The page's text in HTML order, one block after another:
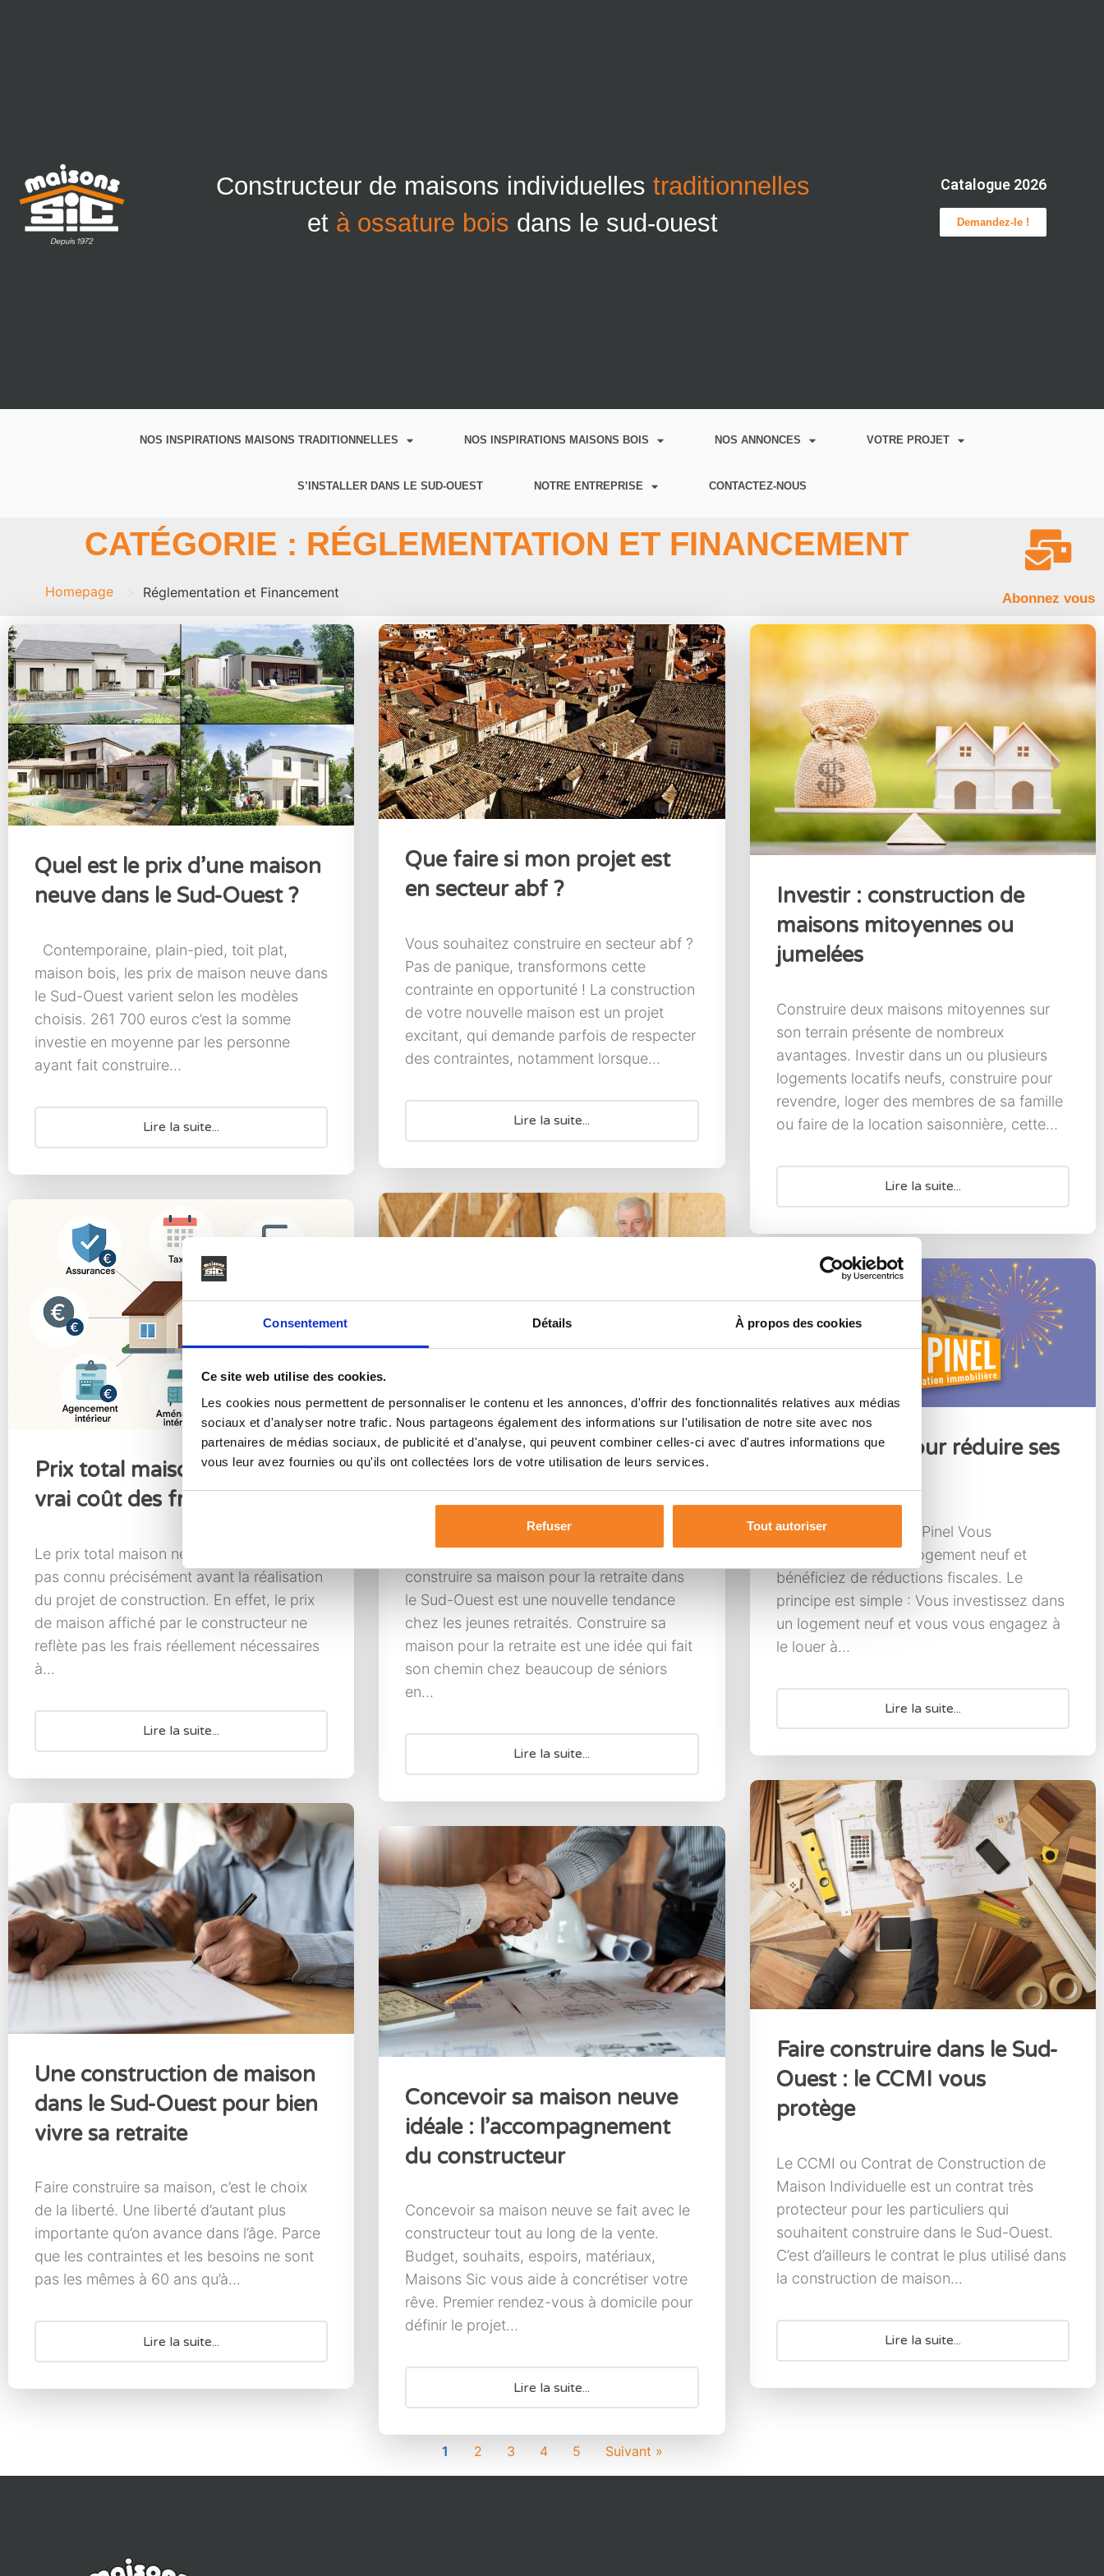
Consentement Détails À propos des cookies
Ce site web utilise des cookies.
Les cookies nous permettent de personnaliser le contenu et les annonces, d'offrir des fonctionnalités relatives aux médias
sociaux et d'analyser notre trafic. Nous partageons également des informations sur l'utilisation de notre site avec nos
partenaires de médias sociaux, de publicité et d'analyse, qui peuvent combiner celles-ci avec d'autres informations que
vous leur avez fournies ou qu'ils ont collectées lors de votre utilisation de leurs services.
Refuser Tout autoriser
Constructeur de maisons individuelles traditionnelles
et à ossature bois dans le sud-ouest
Catalogue 2026
Demandez-le !
NOS INSPIRATIONS MAISONS TRADITIONNELLES NOS INSPIRATIONS MAISONS BOIS NOS ANNONCES VOTRE PROJET
S’INSTALLER DANS LE SUD-OUEST NOTRE ENTREPRISE CONTACTEZ-NOUS
CATÉGORIE : RÉGLEMENTATION ET FINANCEMENT
Homepage Réglementation et Financement Abonnez vous
Quel est le prix d’une maison
neuve dans le Sud-Ouest ?
Contemporaine, plain-pied, toit plat,
maison bois, les prix de maison neuve dans
le Sud-Ouest varient selon les modèles
choisis. 261 700 euros c’est la somme
investie en moyenne par les personne
ayant fait construire...
Lire la suite...
Que faire si mon projet est
en secteur abf ?
Vous souhaitez construire en secteur abf ?
Pas de panique, transformons cette
contrainte en opportunité ! La construction
de votre nouvelle maison est un projet
excitant, qui demande parfois de respecter
des contraintes, notamment lorsque...
Lire la suite...
Investir : construction de
maisons mitoyennes ou
jumelées
Construire deux maisons mitoyennes sur
son terrain présente de nombreux
avantages. Investir dans un ou plusieurs
logements locatifs neufs, construire pour
revendre, loger des membres de sa famille
ou faire de la location saisonnière, cette...
Lire la suite...
Construire sa maison pour la
retraite : cap sur le Sud-
construire sa maison pour la retraite dans
le Sud-Ouest est une nouvelle tendance
chez les jeunes retraités. Construire sa
maison pour la retraite est une idée qui fait
son chemin chez beaucoup de séniors
en...
Lire la suite...
Prix total maison neuve : le
vrai coût des frais annexes
Le prix total maison neuve n’est souvent
pas connu précisément avant la réalisation
du projet de construction. En effet, le prix
de maison affiché par le constructeur ne
reflète pas les frais réellement nécessaires
à...
Lire la suite...
La Loi Pinel pour réduire ses
Explications sur la loi Pinel Vous
investissez dans un logement neuf et
bénéficiez de réductions fiscales. Le
principe est simple : Vous investissez dans
un logement neuf et vous vous engagez à
le louer à...
Lire la suite...
Faire construire dans le Sud-
Ouest : le CCMI vous
protège
Le CCMI ou Contrat de Construction de
Maison Individuelle est un contrat très
protecteur pour les particuliers qui
souhaitent construire dans le Sud-Ouest.
C’est d’ailleurs le contrat le plus utilisé dans
la construction de maison...
Lire la suite...
Une construction de maison
dans le Sud-Ouest pour bien
vivre sa retraite
Faire construire sa maison, c’est le choix
de la liberté. Une liberté d’autant plus
importante qu’on avance dans l’âge. Parce
que les contraintes et les besoins ne sont
pas les mêmes à 60 ans qu’à...
Lire la suite...
Concevoir sa maison neuve
idéale : l’accompagnement
du constructeur
Concevoir sa maison neuve se fait avec le
constructeur tout au long de la vente.
Budget, souhaits, espoirs, matériaux,
Maisons Sic vous aide à concrétiser votre
rêve. Premier rendez-vous à domicile pour
définir le projet...
Lire la suite...
1 2 3 4 5 Suivant »